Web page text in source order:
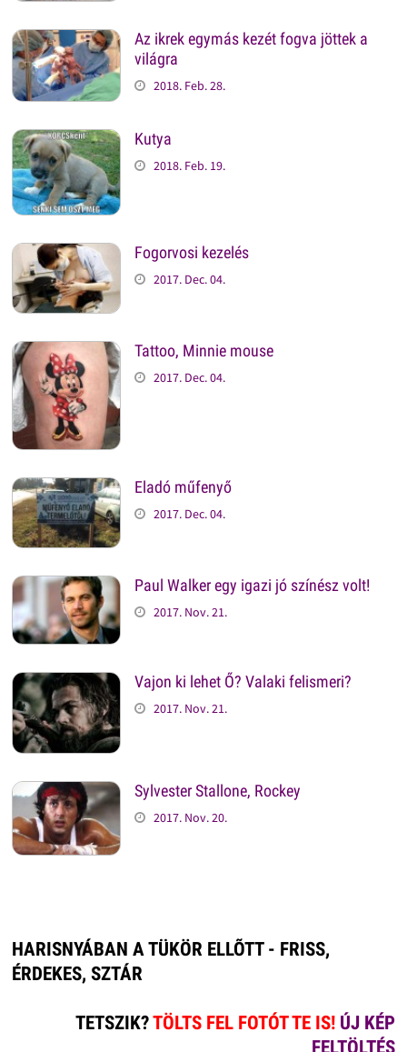
Az ikrek egymás kezét fogva jöttek a
világra
2018. Feb. 28.
Kutya
2018. Feb. 19.
Fogorvosi kezelés
2017. Dec. 04.
Tattoo, Minnie mouse
2017. Dec. 04.
Eladó műfenyő
2017. Dec. 04.
Paul Walker egy igazi jó színész volt!
2017. Nov. 21.
Vajon ki lehet Ő? Valaki felismeri?
2017. Nov. 21.
Sylvester Stallone, Rockey
2017. Nov. 20.
HARISNYÁBAN A TÜKÖR ELLÕTT - FRISS,
ÉRDEKES, SZTÁR
TETSZIK?TÖLTS FEL FOTÓT TE IS! ÚJ KÉP
FELTÖLTÉS